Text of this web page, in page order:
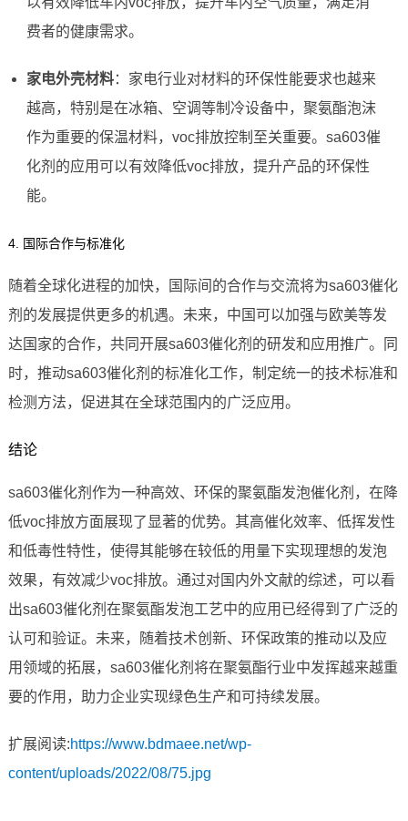
费者的健康需求。
家电外壳材料：家电行业对材料的环保性能要求也越来
越高，特别是在冰箱、空调等制冷设备中，聚氨酯泡沫
作为重要的保温材料，voc排放控制至关重要。sa603催
化剂的应用可以有效降低voc排放，提升产品的环保性
能。
4. 国际合作与标准化
随着全球化进程的加快，国际间的合作与交流将为sa603催化
剂的发展提供更多的机遇。未来，中国可以加强与欧美等发
达国家的合作，共同开展sa603催化剂的研发和应用推广。同
时，推动sa603催化剂的标准化工作，制定统一的技术标准和
检测方法，促进其在全球范围内的广泛应用。
结论
sa603催化剂作为一种高效、环保的聚氨酯发泡催化剂，在降
低voc排放方面展现了显著的优势。其高催化效率、低挥发性
和低毒性特性，使得其能够在较低的用量下实现理想的发泡
效果，有效减少voc排放。通过对国内外文献的综述，可以看
出sa603催化剂在聚氨酯发泡工艺中的应用已经得到了广泛的
认可和验证。未来，随着技术创新、环保政策的推动以及应
用领域的拓展，sa603催化剂将在聚氨酯行业中发挥越来越重
要的作用，助力企业实现绿色生产和可持续发展。
扩展阅读:https://www.bdmaee.net/wp-
content/uploads/2022/08/75.jpg